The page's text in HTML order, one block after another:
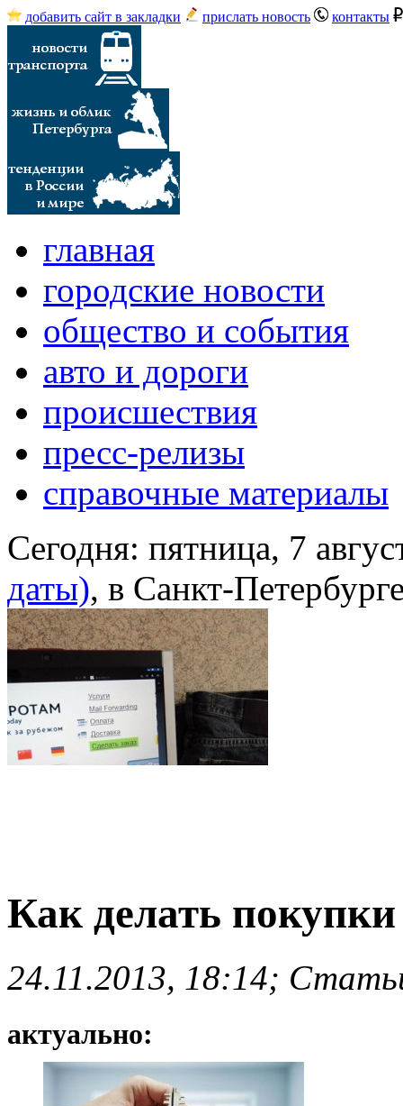
добавить сайт в закладки прислать новость контакты
главная
городские новости
общество и события
авто и дороги
происшествия
пресс-релизы
справочные материалы
Сегодня: пятница, 7
даты), в Санкт-
Как делать
24.11.2013, 18:14;
актуально: